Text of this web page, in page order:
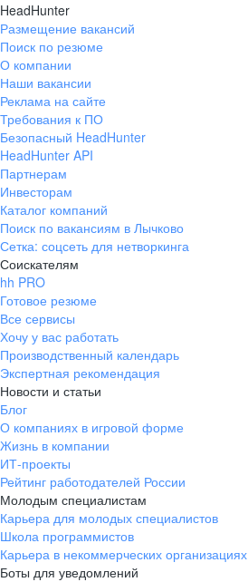
HeadHunter
Размещение вакансий
Поиск по резюме
О компании
Наши вакансии
Реклама на сайте
Требования к ПО
Безопасный HeadHunter
HeadHunter API
Партнерам
Инвесторам
Каталог компаний
Поиск по вакансиям в Лычково
Сетка: соцсеть для нетворкинга
Соискателям
hh PRO
Готовое резюме
Все сервисы
Хочу у вас работать
Производственный календарь
Экспертная рекомендация
Новости и статьи
Блог
О компаниях в игровой форме
Жизнь в компании
ИТ-проекты
Рейтинг работодателей России
Молодым специалистам
Карьера для молодых специалистов
Школа программистов
Карьера в некоммерческих организациях
Боты для уведомлений